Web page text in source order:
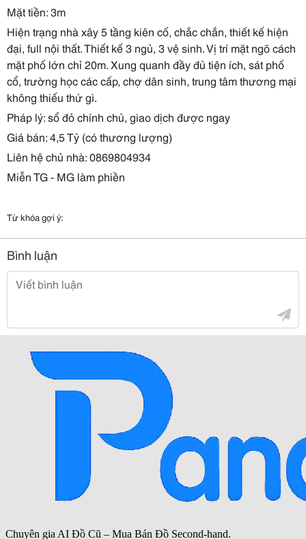
Mặt tiền: 3m
Hiện trạng nhà xây 5 tầng kiên cố, chắc chắn, thiết kế hiện
đại, full nội thất. Thiết kế 3 ngủ, 3 vệ sinh. Vị trí mặt ngõ cách
mặt phố lớn chỉ 20m. Xung quanh đầy đủ tiện ích, sát phố
cổ, trường học các cấp, chợ dân sinh, trung tâm thương mại
không thiếu thứ gì.
Pháp lý: sổ đỏ chính chủ, giao dịch được ngay
Giá bán: 4,5 Tỷ (có thương lượng)
Liên hệ chủ nhà: 0869804934
Miễn TG - MG làm phiền
Từ khóa gợi ý:
Bình luận